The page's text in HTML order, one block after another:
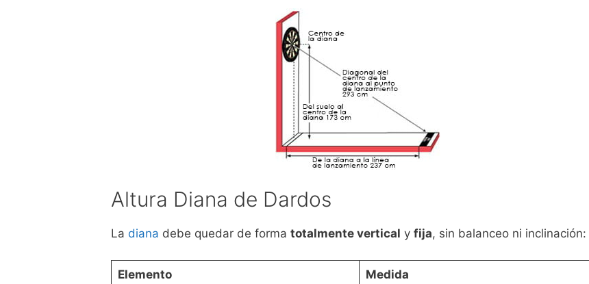
Altura Diana de Dardos
La diana debe quedar de forma totalmente vertical y fija, sin balanceo ni inclinación:
Elemento Medida